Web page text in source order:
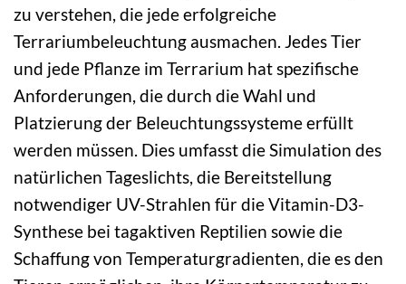
zu verstehen, die jede erfolgreiche
Terrariumbeleuchtung ausmachen. Jedes Tier
und jede Pflanze im Terrarium hat spezifische
Anforderungen, die durch die Wahl und
Platzierung der Beleuchtungssysteme erfüllt
werden müssen. Dies umfasst die Simulation des
natürlichen Tageslichts, die Bereitstellung
notwendiger UV-Strahlen für die Vitamin-D3-
Synthese bei tagaktiven Reptilien sowie die
Schaffung von Temperaturgradienten, die es den